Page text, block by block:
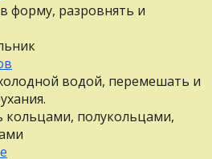
форму, разровнять и
водой, перемешать и
кольцами, полукольцами,